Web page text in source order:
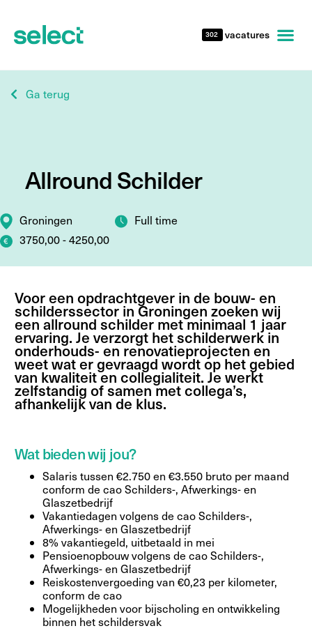
302 vacatures
Ga terug
Allround Schilder
Groningen
Full time
3750,00 - 4250,00
Voor een opdrachtgever in de bouw- en
schilderssector in Groningen zoeken wij
een allround schilder met minimaal 1 jaar
ervaring. Je verzorgt het schilderwerk in
onderhouds- en renovatieprojecten en
weet wat er gevraagd wordt op het gebied
van kwaliteit en collegialiteit. Je werkt
zelfstandig of samen met collega’s,
afhankelijk van de klus.
Wat bieden wij jou?
Salaris tussen €2.750 en €3.550 bruto per maand
conform de cao Schilders-, Afwerkings- en
Glaszetbedrijf
Vakantiedagen volgens de cao Schilders-,
Afwerkings- en Glaszetbedrijf
8% vakantiegeld, uitbetaald in mei
Pensioenopbouw volgens de cao Schilders-,
Afwerkings- en Glaszetbedrijf
Reiskostenvergoeding van €0,23 per kilometer,
conform de cao
Mogelijkheden voor bijscholing en ontwikkeling
binnen het schildersvak